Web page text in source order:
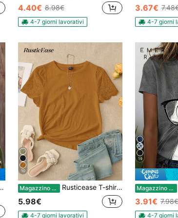
4.40€ 8.98€
4-7 giorni lavorativi
3.67€
4-7 giorni
10
Magazzino EU Rusticease T-shirt Da Donna A Manica Svasata In Tinta Unita
5.98€
4-7 giorni lavorativi
19
Magazzino EU
3.91€ 7.98€
4-7 giorni